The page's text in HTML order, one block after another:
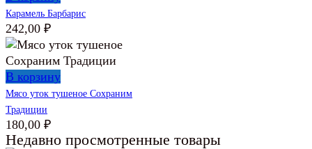
Карамель Барбарис
242,00 ₽
В корзину
Мясо уток тушеное Сохраним
Традиции
180,00 ₽
Недавно просмотренные товары